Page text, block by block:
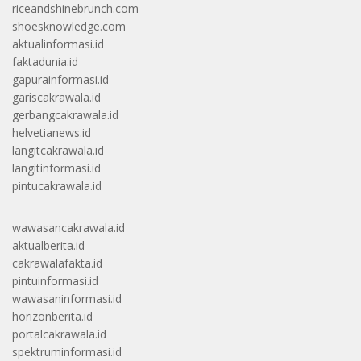
riceandshinebrunch.com
shoesknowledge.com
aktualinformasi.id
faktadunia.id
gapurainformasi.id
gariscakrawala.id
gerbangcakrawala.id
helvetianews.id
langitcakrawala.id
langitinformasi.id
pintucakrawala.id
wawasancakrawala.id
aktualberita.id
cakrawalafakta.id
pintuinformasi.id
wawasaninformasi.id
horizonberita.id
portalcakrawala.id
spektruminformasi.id